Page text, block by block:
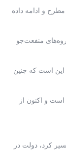
مطرح و ادامه داده
گروه‌های منفعت‌جو
این است که چنین
است و اکنون از
کرد، دولت در